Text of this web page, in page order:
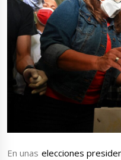
En unas elecciones